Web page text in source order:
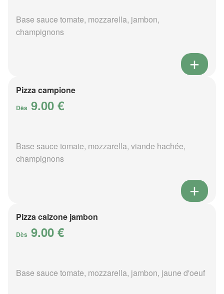
Base sauce tomate, mozzarella, jambon,
champignons
Pizza campione
Dès 9.00 €
Base sauce tomate, mozzarella, viande hachée,
champignons
Pizza calzone jambon
Dès 9.00 €
Base sauce tomate, mozzarella, jambon, jaune d'oeuf